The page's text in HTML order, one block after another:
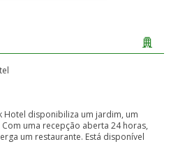
Hotel disponibiliza um jardim, um
uma recepção aberta 24 horas,
um restaurante. Está disponível